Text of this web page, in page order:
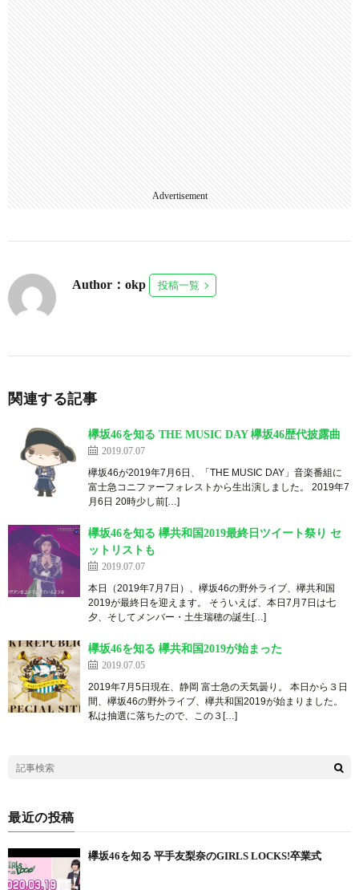
Advertisement
Author：okp 投稿一覧
関連する記事
欅坂46を知る THE MUSIC DAY 欅坂46歴代披露曲
2019.07.07
欅坂46が2019年7月6日、「THE MUSIC DAY」音楽番組に
富士急コニファーフォレストから生出演しました。 2019年7
月6日 20時少し前[…]
欅坂46を知る 欅共和国2019最終日ツイート祭り セ
ットリストも
2019.07.07
本日（2019年7月7日）、欅坂46の野外ライブ、欅共和国
2019が最終日を迎えます。 そういえば、本日7月7日は七
夕、そしてメンバー・土生瑞穂の誕生[…]
欅坂46を知る 欅共和国2019が始まった
2019.07.05
2019年7月5日現在、静岡 富士急の天気曇り。 本日から３日
間、欅坂46の野外ライブ、欅共和国2019が始まりました。
私は抽選に落ちたので、この３[…]
最近の投稿
欅坂46を知る 平手友梨奈のGIRLS LOCKS!卒業式